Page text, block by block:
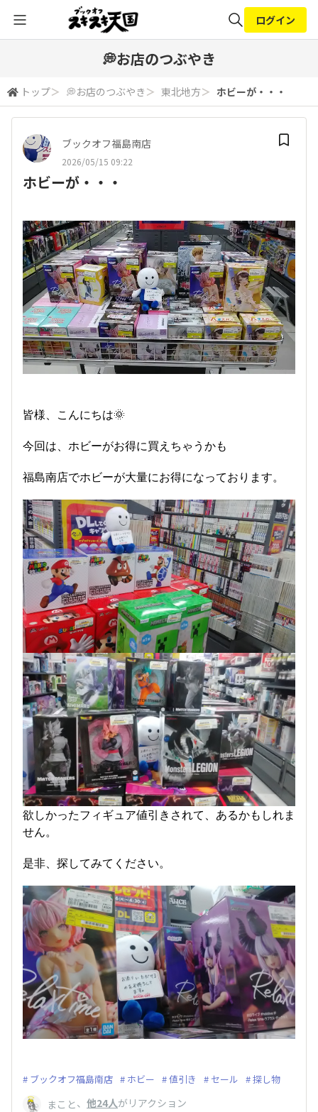
検索
ログイン
💭お店のつぶやき
トップ＞ 💭お店のつぶやき ＞ 東北地方＞ ホビーが・・・
ブックオフ福島南店
2026/05/15 09:22
ホビーが・・・
皆様、こんにちは🌞
今回は、ホビーがお得に買えちゃうかも
福島南店でホビーが大量にお得になっております。
欲しかったフィギュア値引きされて、あるかもしれま
せん。
是非、探してみてください。
ブックオフ福島南店 ホビー 値引き セール 探し物
まこと、 他24人がリアクション